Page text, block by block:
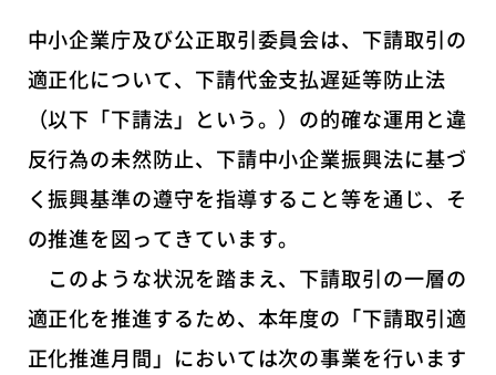
中小企業庁及び公正取引委員会は、下請取引の
適正化について、下請代金支払遅延等防止法
（以下「下請法」という。）の的確な運用と違
反行為の未然防止、下請中小企業振興法に基づ
く振興基準の遵守を指導すること等を通じ、そ
の推進を図ってきています。
このような状況を踏まえ、下請取引の一層の
適正化を推進するため、本年度の「下請取引適
正化推進月間」においては次の事業を行います